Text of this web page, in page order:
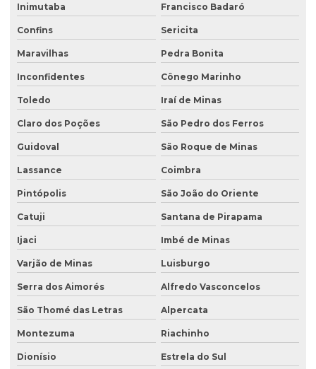
Inimutaba Francisco Badaró
Confins Sericita
Maravilhas Pedra Bonita
Inconfidentes Cônego Marinho
Toledo Iraí de Minas
Claro dos Poções São Pedro dos Ferros
Guidoval São Roque de Minas
Lassance Coimbra
Pintópolis São João do Oriente
Catuji Santana de Pirapama
Ijaci Imbé de Minas
Varjão de Minas Luisburgo
Serra dos Aimorés Alfredo Vasconcelos
São Thomé das Letras Alpercata
Montezuma Riachinho
Dionísio Estrela do Sul